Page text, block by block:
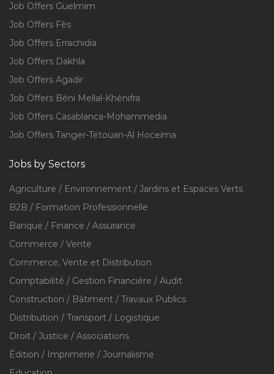
Job Offers Guelmim
Job Offers Fès
Job Offers Errachidia
Job Offers Dakhla
Job Offers Agadir
Job Offers Béni Mellal-Khénifra
Job Offers Casablanca-Mohammedia
Job Offers Tanger-Tétouan-Al Hoceïma
Jobs by Sectors
Agriculture / Environnement / Jardins et Espaces Verts
B2B / Formation Professionnelle
Banque / Finance / Assurance
Commerce / Vente
Commerce, Vente et Distribution
Comptabilité / Gestion Financière / Audit
Construction / Bâtiment / Travaux Publics
Distribution / Transport / Logistique
Droit / Justice / Associations
Édition / Imprimerie / Journalisme